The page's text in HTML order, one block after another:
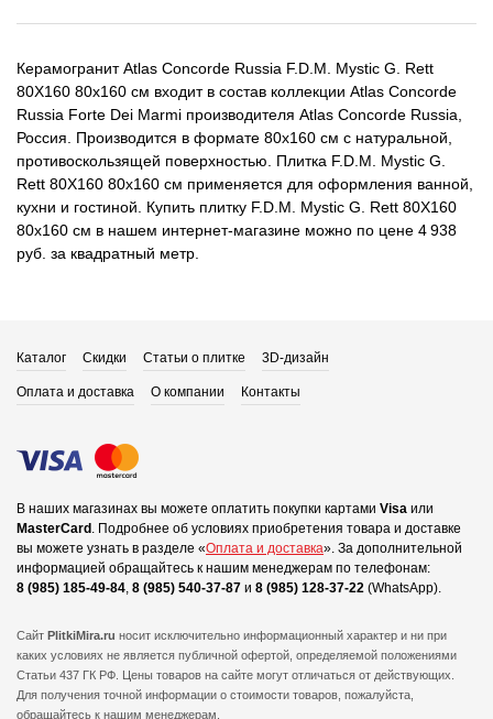
Керамогранит Atlas Concorde Russia F.D.M. Mystic G. Rett
80X160 80x160 см входит в состав коллекции Atlas Concorde
Russia Forte Dei Marmi производителя Atlas Concorde Russia,
Россия. Производится в формате 80x160 см с натуральной,
противоскользящей поверхностью. Плитка F.D.M. Mystic G.
Rett 80X160 80x160 см применяется для оформления ванной,
кухни и гостиной. Купить плитку F.D.M. Mystic G. Rett 80X160
80x160 см в нашем интернет-магазине можно по цене 4 938
руб. за квадратный метр.
Каталог Скидки Статьи о плитке 3D-дизайн
Оплата и доставка О компании Контакты
В наших магазинах вы можете оплатить покупки картами Visa или
MasterCard . Подробнее об условиях приобретения товара и доставке
вы можете узнать в разделе «Оплата и доставка». За дополнительной
информацией обращайтесь к нашим менеджерам по телефонам:
8 (985) 185-49-84, 8 (985) 540-37-87 и 8 (985) 128-37-22 (WhatsApp).
Сайт PlitkiMira.ru носит исключительно информационный характер и ни при
каких условиях не является публичной офертой, определяемой положениями
Статьи 437 ГК РФ. Цены товаров на сайте могут отличаться от действующих.
Для получения точной информации о стоимости товаров, пожалуйста,
обращайтесь к нашим менеджерам.